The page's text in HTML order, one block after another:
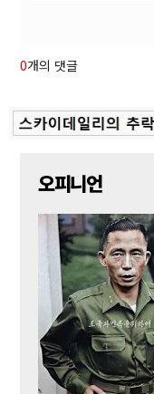
0개의 댓글
오피니언